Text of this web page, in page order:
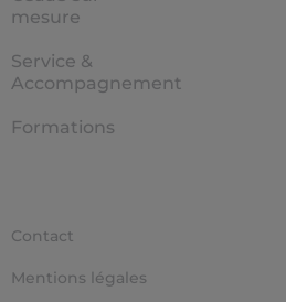
mesure
Service &
Accompagnement
Formations
Contact
Mentions légales